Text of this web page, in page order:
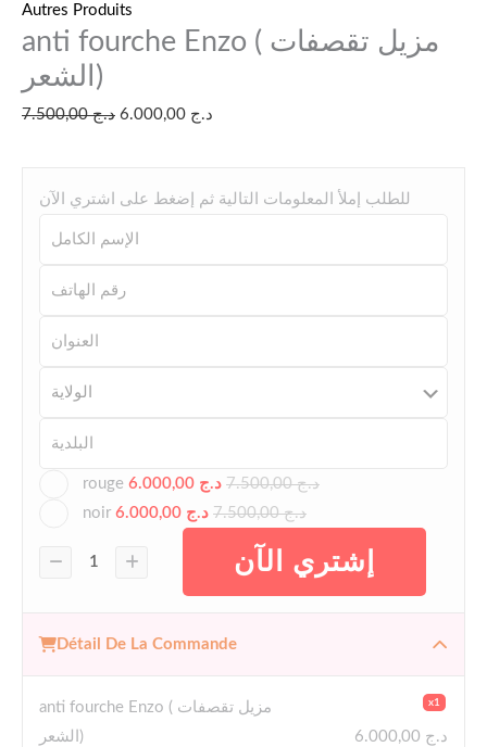
Autres Produits
anti fourche Enzo ( مزيل تقصفات
الشعر)
د.ج7.500,00 د.ج
للطلب إملأ المعلومات التالية ثم إضغط على اشتري الآن
rouge د.ج د.ج7.500,00
noir
د.ج د.ج7.500,00
إشتري الآن
Détail De La Commande
anti fourche Enzo ( مزيل تقصفات
الشعر)
x1
د.ج